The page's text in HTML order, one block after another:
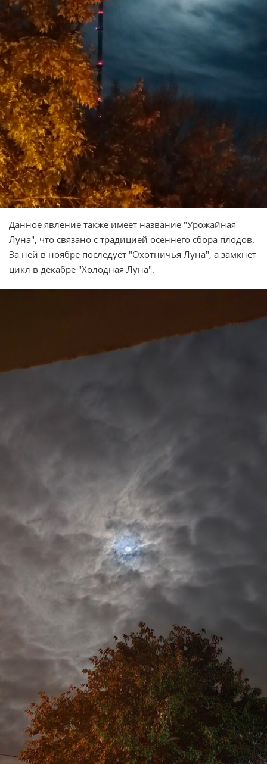
Данное явление также имеет название "Урожайная
Луна", что связано с традицией осеннего сбора плодов.
За ней в ноябре последует "Охотничья Луна", а замкнет
цикл в декабре "Холодная Луна".